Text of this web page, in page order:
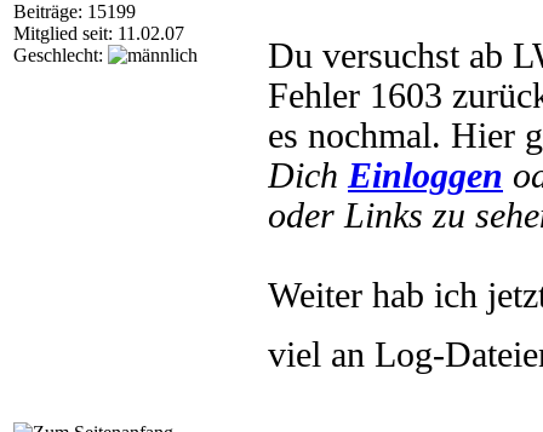
Beiträge: 15199
Mitglied seit: 11.02.07
Geschlecht:
Du versuchst ab
Fehler 1603
es nochmal. Hier
Dich Einloggen
oder Links zu
Weiter hab ich
viel an Log-